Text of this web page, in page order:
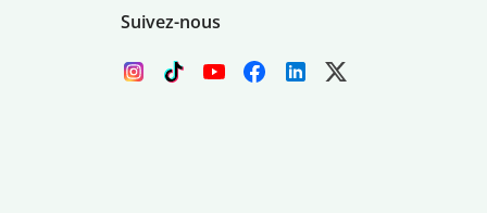
Suivez-nous